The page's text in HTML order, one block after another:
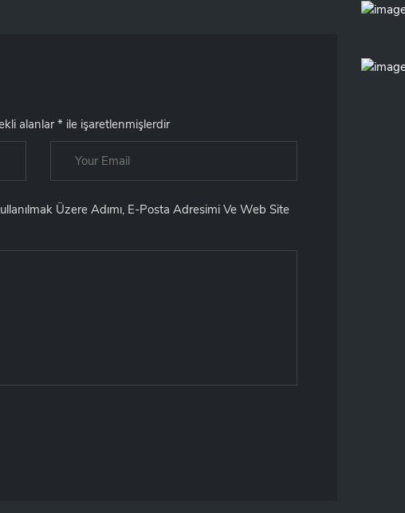
alanlar* ile işaretlenmişlerdir
Üzere Adımı, E-Posta Adresimi Ve Web Site